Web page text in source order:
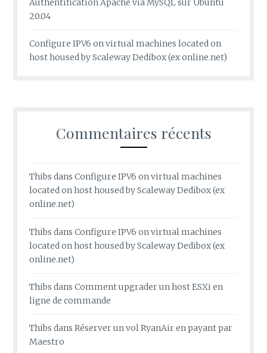
Authentification Apache via MySQL sur Ubuntu
20.04
Configure IPV6 on virtual machines located on
host housed by Scaleway Dedibox (ex online.net)
Commentaires récents
Thibs dansConfigure IPV6 on virtual machines
located on host housed by Scaleway Dedibox (ex
online.net)
Thibs dansConfigure IPV6 on virtual machines
located on host housed by Scaleway Dedibox (ex
online.net)
Thibs dansComment upgrader un host ESXi en
ligne de commande
Thibs dansRéserver un vol RyanAir en payant par
Maestro